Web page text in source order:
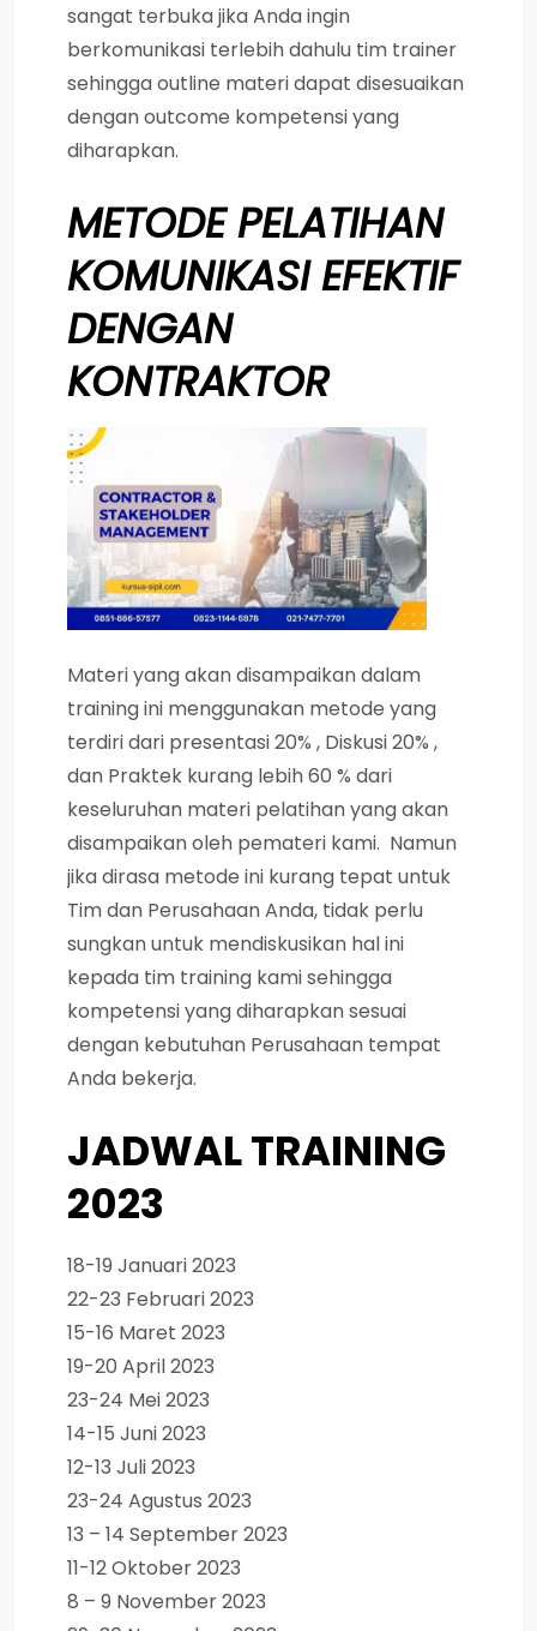
sangat terbuka jika Anda ingin
berkomunikasi terlebih dahulu tim trainer
sehingga outline materi dapat disesuaikan
dengan outcome kompetensi yang
diharapkan.
METODEPELATIHAN
KOMUNIKASI EFEKTIF
DENGAN
KONTRAKTOR
Materi yang akan disampaikan dalam
training ini menggunakan metode yang
terdiri dari presentasi 20% , Diskusi 20% ,
dan Praktek kurang lebih 60 % dari
keseluruhan materi pelatihan yang akan
disampaikan oleh pemateri kami. Namun
jika dirasa metode ini kurang tepat untuk
Tim dan Perusahaan Anda, tidak perlu
sungkan untuk mendiskusikan hal ini
kepada tim training kami sehingga
kompetensi yang diharapkan sesuai
dengan kebutuhan Perusahaan tempat
Anda bekerja.
JADWAL TRAINING
2023
18-19 Januari 2023
22-23 Februari 2023
15-16 Maret 2023
19-20 April 2023
23-24 Mei 2023
14-15 Juni 2023
12-13 Juli 2023
23-24 Agustus 2023
13 – 14 September 2023
11-12 Oktober 2023
8 – 9 November 2023